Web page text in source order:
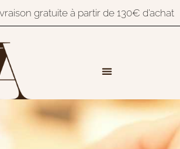
gratuite à partir de 130€ d’achat